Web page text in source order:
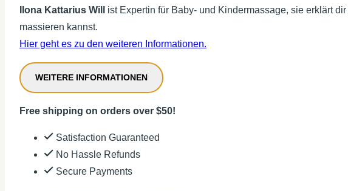
Ilona Kattarius Will
ist Expertin für Baby- und Kindermassage, sie erklärt
massieren kannst.
Hier geht es zu den weiteren Informationen.
WEITERE INFORMATIONEN
Free shipping on orders over $50!
Satisfaction Guaranteed
No Hassle Refunds
Secure Payments